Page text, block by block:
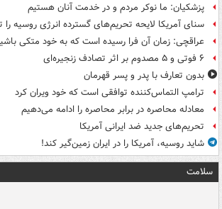
پزشکیان: ما نوکر مردم و در خدمت آنان هستیم
سنای آمریکا لایحه تحریم‌های گسترده انرژی روسیه
عراقچی: زمان آن فرا رسیده است که به خود متکی
۶ فوتی و ۵ مصدوم بر اثر تصادف زنجیره‌ای
بدون تعارف با پدر و پسر قهرمان
ترامپ التماس‌کننده توافقی است که خود ویران کرد
معادله محاصره در برابر محاصره را ادامه می‌دهیم
تحریم‌های جدید ضد ایرانی آمریکا
شاید روسیه، آمریکا را در ایران زمین‌گیر کند!
سلامت